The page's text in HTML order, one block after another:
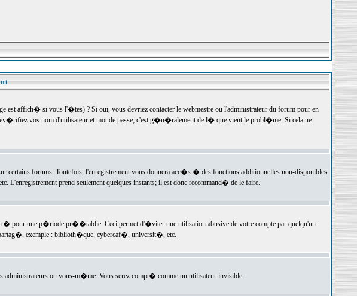
affich� si vous l'�tes) ? Si oui, vous devriez contacter le webmestre ou l'administrateur du forum pour en
vos nom d'utilisateur et mot de passe; c'est g�n�ralement de l� que vient le probl�me. Si cela ne
certains forums. Toutefois, l'enregistrement vous donnera acc�s � des fonctions additionnelles non-disponibles
prend seulement quelques instants; il est donc recommand� de le faire.
pour une p�riode pr��tablie. Ceci permet d'�viter une utilisation abusive de votre compte par quelqu'un
partag�, exemple : biblioth�que, cybercaf�, universit�, etc.
administrateurs ou vous-m�me. Vous serez compt� comme un utilisateur invisible.